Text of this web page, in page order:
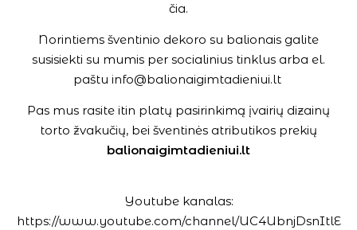
čia.
Norintiems šventinio dekoro su balionais galite
susisiekti su mumis per socialinius tinklus arba el.
paštu info@balionaigimtadieniui.lt
Pas mus rasite itin platų pasirinkimą įvairių dizainų
torto žvakučių, bei šventinės atributikos prekių
balionaigimtadieniui.lt
Youtube kanalas:
https://www.youtube.com/channel/UC4UbnjDsnItlE